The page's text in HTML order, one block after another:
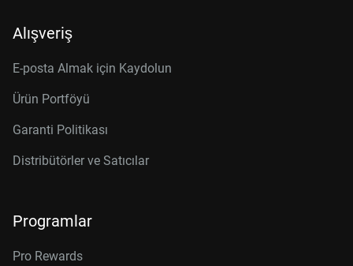
Alışveriş
E-posta Almak için Kaydolun
Ürün Portföyü
Garanti Politikası
Distribütörler ve Satıcılar
Programlar
Pro Rewards